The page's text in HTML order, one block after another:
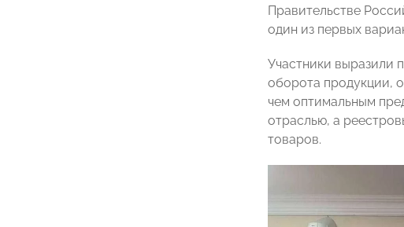
Правительстве
один из первых
Участники выразили
оборота продукции,
чем оптимальным
отраслью, а
товаров.